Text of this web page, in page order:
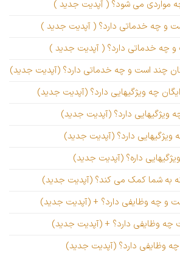
مواردی می شود؟ ( آپدیت جدید )
و چه خدماتی دارد؟ ( آپدیت جدید )
چه خدماتی دارد؟ ( آپدیت جدید )
چند است و چه خدماتی دارد؟ (آپدیت جدید)
چه ویژگیهایی دارد؟ (آپدیت جدید)
ویژگیهایی دارد؟ (آپدیت جدید)
دارد؟ (آپدیت جدید)
داره؟ (آپدیت جدید)
به شما کمک می کند؟ (آپدیت جدید)
و چه وظایفی دارد؟ + (آپدیت جدید)
وظایفی دارد؟ + (آپدیت جدید)
وظایفی دارد؟ (آپدیت جدید)